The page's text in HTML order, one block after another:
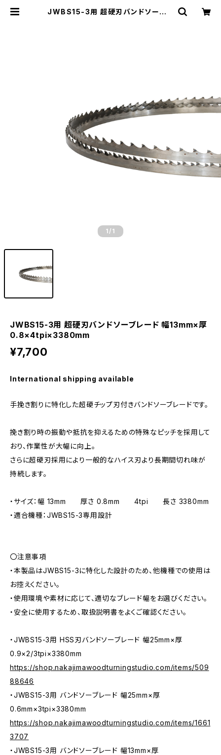
JWBS15-3用 超硬刃バンドソーブレ
1 /1
JWBS15-3用 超硬刃バンドソーブレード 幅13mm×厚
0.8×4tpi×3380mm
¥7,700
International shipping available
手挽き割りに特化した超硬チップ刃付きバンドソーブレードです。
挽き割り時の振動や抵抗を抑えるための特殊なピッチを採用して
おり、作業性が大幅に向上。
さらに超硬刃採用により一般的なハイス刃より長期間切れ味が
持続します。
・サイズ：幅 13mm 厚さ 0.8mm 4tpi 長さ 3380mm
・適合機種：JWBS15-3専用設計
〇注意事項
・本製品はJWBS15-3に特化した設計のため、他機種での使用は
お控えください。
・使用環境や素材に応じて、適切なブレード幅をお選びください。
・安全に使用するため、取扱説明書をよくご確認ください。
・JWBS15-3用 HSS刃バンドソーブレード 幅25mm×厚
0.9×2/3tpi×3380mm
https://shop.nakajimawoodturningstudio.com/items/509
88646
・JWBS15-3用 バンドソーブレード 幅25mm×厚
0.6mm×3tpi×3380mm
https://shop.nakajimawoodturningstudio.com/items/1661
3707
・JWBS15-3用 バンドソーブレード 幅13mm×厚